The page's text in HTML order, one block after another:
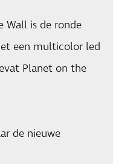
Wall is de ronde
een multicolor led
Planet on the
de nieuwe